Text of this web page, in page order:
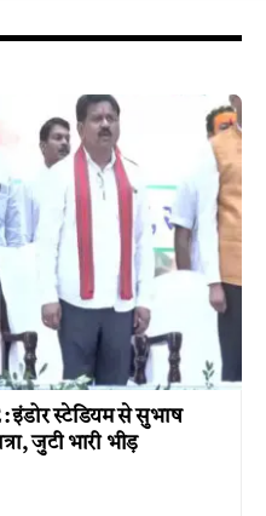
इंडोर स्टेडियम से सुभाष
जुटी भारी भीड़